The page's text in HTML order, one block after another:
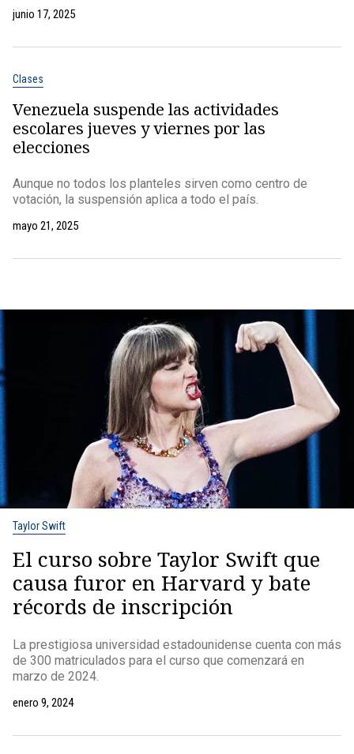
junio 17, 2025
Clases
Venezuela suspende las actividades
escolares jueves y viernes por las
elecciones
Aunque no todos los planteles sirven como centro de
votación, la suspensión aplica a todo el país.
mayo 21, 2025
Taylor Swift
El curso sobre Taylor Swift que
causa furor en Harvard y bate
récords de inscripción
La prestigiosa universidad estadounidense cuenta con más
de 300 matriculados para el curso que comenzará en
marzo de 2024.
enero 9, 2024